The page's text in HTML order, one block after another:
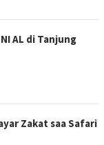
AL di Tanjung
Zakat saa Safari